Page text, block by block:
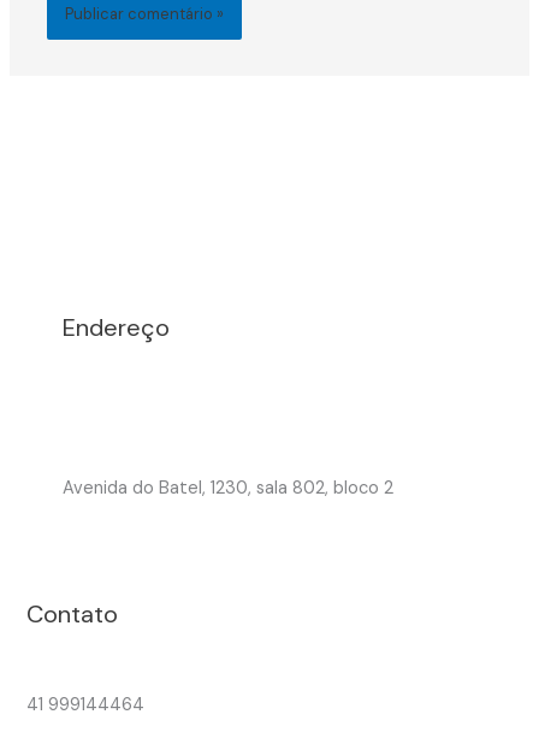
Endereço
Avenida do Batel, 1230, sala 802, bloco 2
Contato
41 999144464